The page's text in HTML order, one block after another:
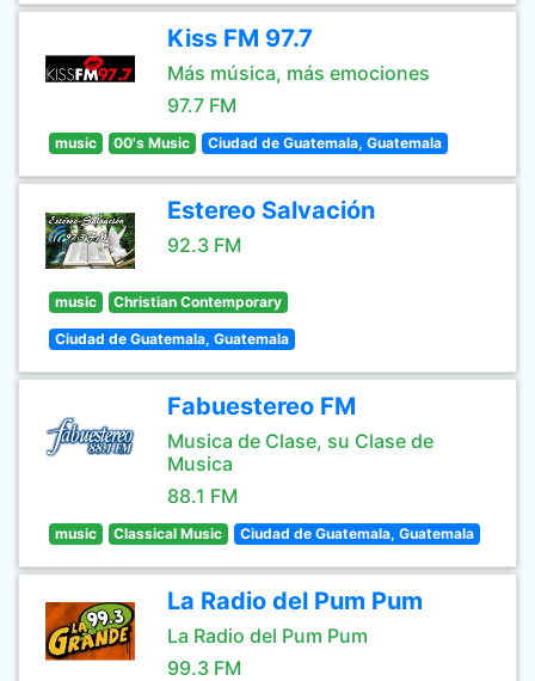
Kiss FM 97.7
Más música, más emociones
97.7 FM
music 00's Music Ciudad de Guatemala, Guatemala
Estereo Salvación
92.3 FM
music Christian Contemporary
Ciudad de Guatemala, Guatemala
Fabuestereo FM
Musica de Clase, su Clase de
Musica
88.1 FM
music Classical Music Ciudad de Guatemala, Guatemala
La Radio del Pum Pum
La Radio del Pum Pum
99.3 FM